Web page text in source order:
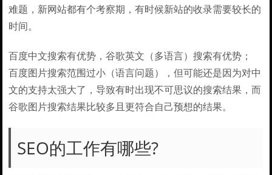
难题，新网站都有个考察期，有时候新站的收录需要较长的
时间。
百度中文搜索有优势，谷歌英文（多语言）搜索有优势；
百度图片搜索范围过小（语言问题），但可能还是因为对中
文的支持太强大了，导致有时出现不可思议的搜索结果，而
谷歌图片搜索结果比较多且更符合自己预想的结果。
SEO的工作有哪些?